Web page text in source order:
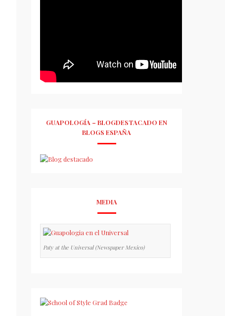
GUAPOLOGÍA – BLOGDESTACADO EN
BLOGS ESPAÑA
MEDIA
Paty at the Universal (Newspaper Mexico)